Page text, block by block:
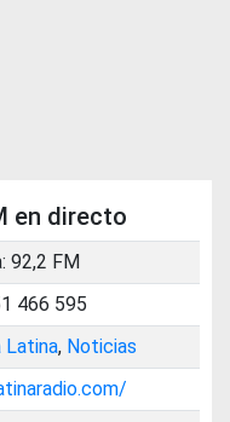
en directo
92,2 FM
466 595
Latina, Noticias